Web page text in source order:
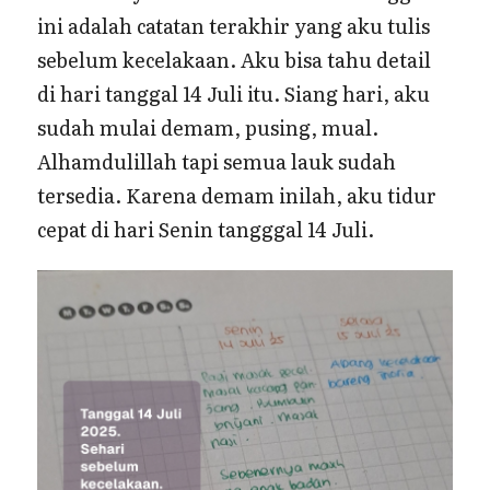
ini adalah catatan terakhir yang aku tulis
sebelum kecelakaan. Aku bisa tahu detail
di hari tanggal 14 Juli itu. Siang hari, aku
sudah mulai demam, pusing, mual.
Alhamdulillah tapi semua lauk sudah
tersedia. Karena demam inilah, aku tidur
cepat di hari Senin tangggal 14 Juli.